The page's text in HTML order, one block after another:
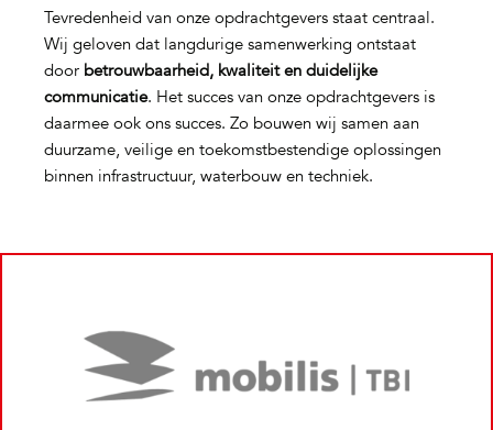
Tevredenheid van onze opdrachtgevers staat centraal.
Wij geloven dat langdurige samenwerking ontstaat
door betrouwbaarheid, kwaliteit en duidelijke
communicatie. Het succes van onze opdrachtgevers is
daarmee ook ons succes. Zo bouwen wij samen aan
duurzame, veilige en toekomstbestendige oplossingen
binnen infrastructuur, waterbouw en techniek.